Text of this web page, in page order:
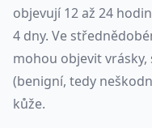
objevují 12 až 24
4 dny. Ve
mohou objevit
(benigní, tedy
kůže.